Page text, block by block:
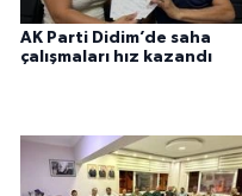
AK Parti Didim’de saha
çalışmaları hız kazandı